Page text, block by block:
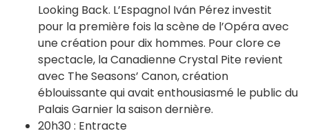
Looking Back. L’Espagnol Iván Pérez investit
pour la première fois la scène de l’Opéra avec
une création pour dix hommes. Pour clore ce
spectacle, la Canadienne Crystal Pite revient
avec The Seasons’ Canon, création
éblouissante qui avait enthousiasmé le public du
Palais Garnier la saison dernière.
20h30 : Entracte